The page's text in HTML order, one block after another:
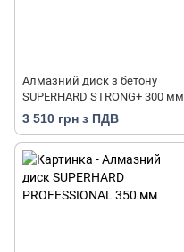
Алмазний диск з бетону
SUPERHARD STRONG+ 300 мм
3 510 грн з ПДВ